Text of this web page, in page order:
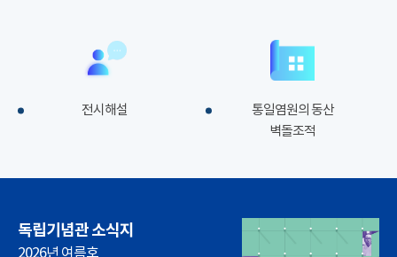
전시해설
통일염원의 동산
벽돌조적
독립기념관 소식지
2026년 여름호